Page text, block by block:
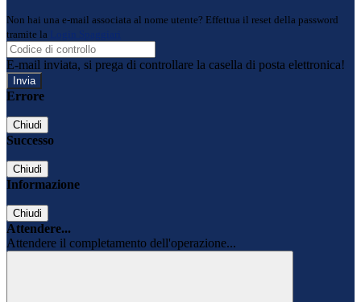
Non hai una e-mail associata al nome utente? Effettua il reset della password
tramite la
Login Spaggiari
E-mail inviata, si prega di controllare la casella di posta elettronica!
Errore
Chiudi
Successo
Chiudi
Informazione
Chiudi
Attendere...
Attendere il completamento dell'operazione...